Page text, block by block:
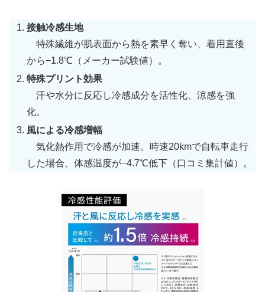
接触冷感生地
特殊繊維が肌表面から熱を素早く奪い、着用直後
から−1.8℃（メーカー試験値）。
特殊プリント効果
汗や水分に反応し冷感成分を活性化、涼感を強
化。
風による冷感増幅
気化熱作用で冷感が加速。時速20kmで自転車走行
した場合、体感温度が−4.7℃低下（口コミ集計値）。